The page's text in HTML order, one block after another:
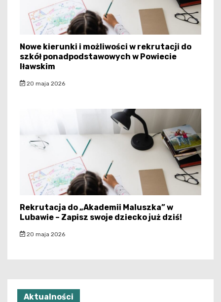
Nowe kierunki i możliwości w rekrutacji do
szkół ponadpodstawowych w Powiecie
Iławskim
20 maja 2026
Rekrutacja do „Akademii Maluszka” w
Lubawie – Zapisz swoje dziecko już dziś!
20 maja 2026
Aktualności